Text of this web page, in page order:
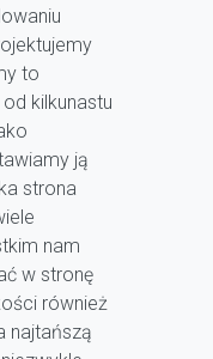
to
kilkunastu
ją
strona
nam
w stronę
również
najtańszą